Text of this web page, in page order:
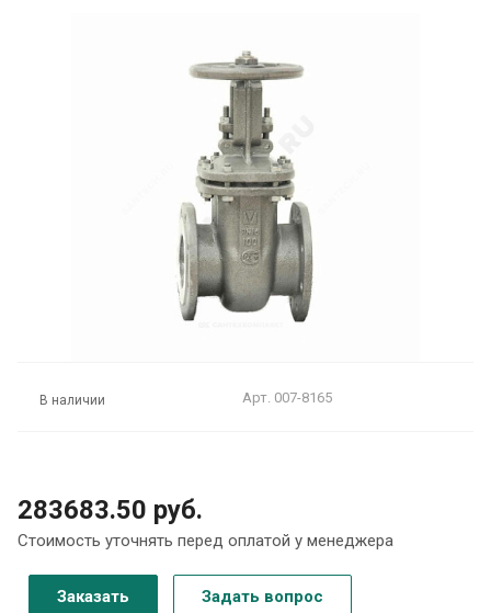
В наличии Арт. 007-8165
283683.50 руб.
Стоимость уточнять перед оплатой у менеджера
Заказать Задать вопрос